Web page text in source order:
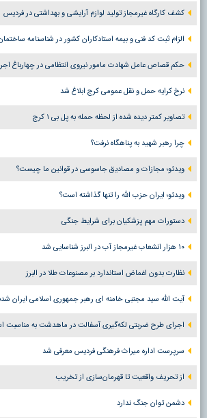
کشف کارگاه غیرمجاز تولید لوازم آرایشی و بهداشتی در فردیس
الزام ثبت کد فنی و بیمه استادکاران کشور در شناسنامه
حکم قصاص عامل شهادت مامور نیروی انتظامی در چهارباغ
نرخ کرایه حمل و نقل عمومی کرج ابلاغ شد
تصاویر کمتر دیده شده از لحظه حمله به پل بی ۱ کرج
چرا رهبر شهید به پناهگاه نرفت؟
ویدئو؛ مجازات و مصادیق جاسوسی در قوانین ما چیست؟
ویدئو؛ ایران حزب الله را تنها گذاشته است؟
دستورات مهم پزشکیان برای شرایط جنگی
۱۰ هزار انشعاب غیرمجاز آب در البرز شناسایی شد
نظارت بدون اغماض استاندارد بر مصنوعات طلا در البرز
آیت الله سید مجتبی خامنه ای رهبر جمهوری اسلامی ایران
اجرای طرح ضربتی لکه‌گیری آسفالت در ماهدشت به مناسبت
سرپرست اداره میراث فرهنگی فردیس معرفی شد
از تحریف واقعیت تا قهرمان‌سازی از تخریب
دشمن توان جنگ ندارد